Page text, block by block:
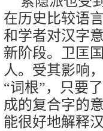
在历史比较语
和学者对汉字
新阶段。卫匡
人。受其影响
“词根”，只要
成的复合字的
能很好地解释